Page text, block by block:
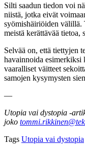
Silti saadun tiedon voi
niistä, jotka eivät
syömishäiriöiden välillä.
meistä kerättävää
Selvää on, että tiettyjen
havainnoida esimerkiksi
vaaralliset väitteet
samojen kysymysten
—
Utopia vai dystopia -
joko
Tags Utopia vai dystopia